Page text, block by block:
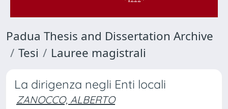
Padua Thesis and Dissertation Archive
Tesi
Lauree magistrali
La dirigenza negli Enti locali
ZANOCCO, ALBERTO